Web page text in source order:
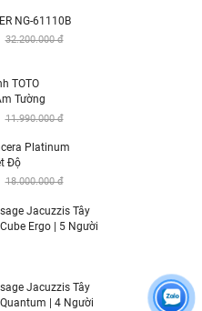
NG-61110B
32.200.000 đ
TOTO
Tường
11.990.000 đ
Platinum
Độ
18.000.000 đ
Jacuzzis Tây
Ergo | 5 Người
Jacuzzis Tây
| 4 Người